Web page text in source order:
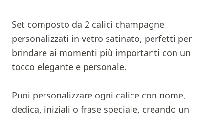
Set composto da 2 calici champagne
personalizzati in vetro satinato, perfetti per
brindare ai momenti più importanti con un
tocco elegante e personale.
Puoi personalizzare ogni calice con nome,
dedica, iniziali o frase speciale, creando un